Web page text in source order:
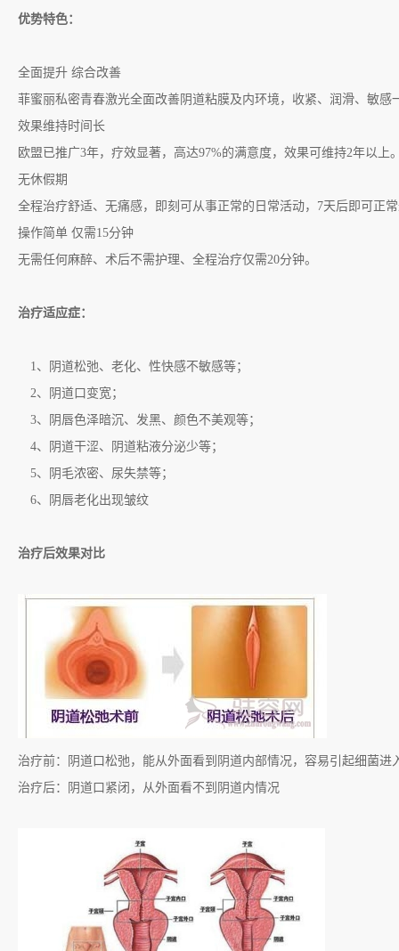
优势特色：
全面提升 综合改善
菲蜜丽私密青春激光全面改善阴道粘膜及内环境，收紧、润滑、敏感
效果维持时间长
欧盟已推广3年，疗效显著，高达97%的满意度，效果可维持2年以上
无休假期
全程治疗舒适、无痛感，即刻可从事正常的日常活动， 7天后即可正
操作简单 仅需15分钟
无需任何麻醉、术后不需护理、全程治疗仅需20分钟。
治疗适应症：
1、阴道松弛、老化、性快感不敏感等；
2、阴道口变宽；
3、阴唇色泽暗沉、发黑、颜色不美观等；
4、阴道干涩、阴道粘液分泌少等；
5、阴毛浓密、尿失禁等；
6、阴唇老化出现皱纹
治疗后效果对比
治疗前：阴道口松弛，能从外面看到阴道内部情况，容易引起细菌进
治疗后：阴道口紧闭，从外面看不到阴道内情况